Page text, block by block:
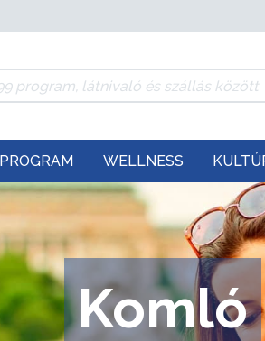
PROGRAM WELLNESS
Komló